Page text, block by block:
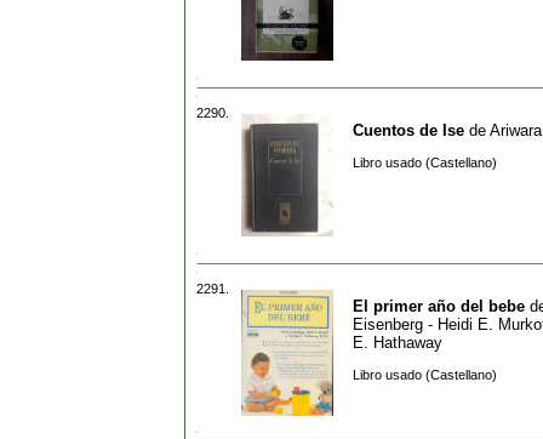
2290.
Cuentos de Ise de
Libro usado (Castellano)
2291.
El primer año del bebe
Eisenberg - Heidi E.
E. Hathaway
Libro usado (Castellano)